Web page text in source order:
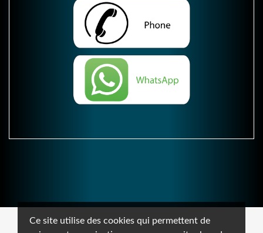
Ce site utilise des cookies qui permettent de